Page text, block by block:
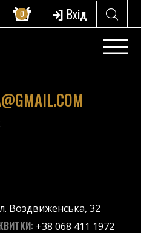
0 Вхід
Воздвиженська, 32
+38 068 411 1972